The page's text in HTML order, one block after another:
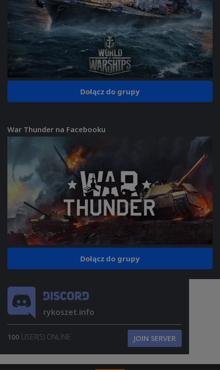
Dołącz do grupy
War Thunder na Facebooku
Dołącz do grupy
rykoszet.info
100 USER(S) ONLINE JOIN SERVER